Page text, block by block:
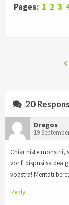
Pages: 1 2 3
20
Dragos
19
Chiar niste monstrii,
vor fi dispusi sa dea
voastra! Meritati
Reply